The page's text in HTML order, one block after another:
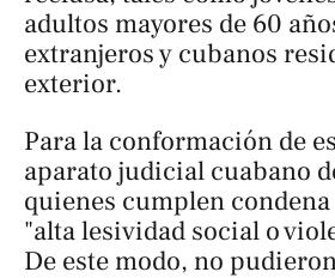
adultos mayores de 60
extranjeros y cubanos
exterior.
Para la conformación de
aparato judicial cuabano
quienes cumplen
"alta lesividad social o
De este modo, no